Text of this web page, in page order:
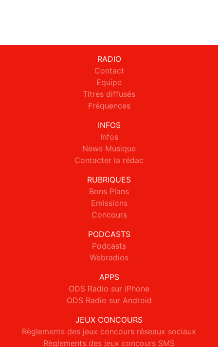
RADIO
Contact
Equipe
Titres diffusés
Fréquences
INFOS
Infos
News Musique
Contacter la rédac
RUBRIQUES
Bons Plans
Emissions
Concours
PODCASTS
Podcasts
Webradios
APPS
ODS Radio sur iPhone
ODS Radio sur Android
JEUX CONCOURS
Règlements des jeux concours réseaux sociaux
Règlements des jeux concours SMS